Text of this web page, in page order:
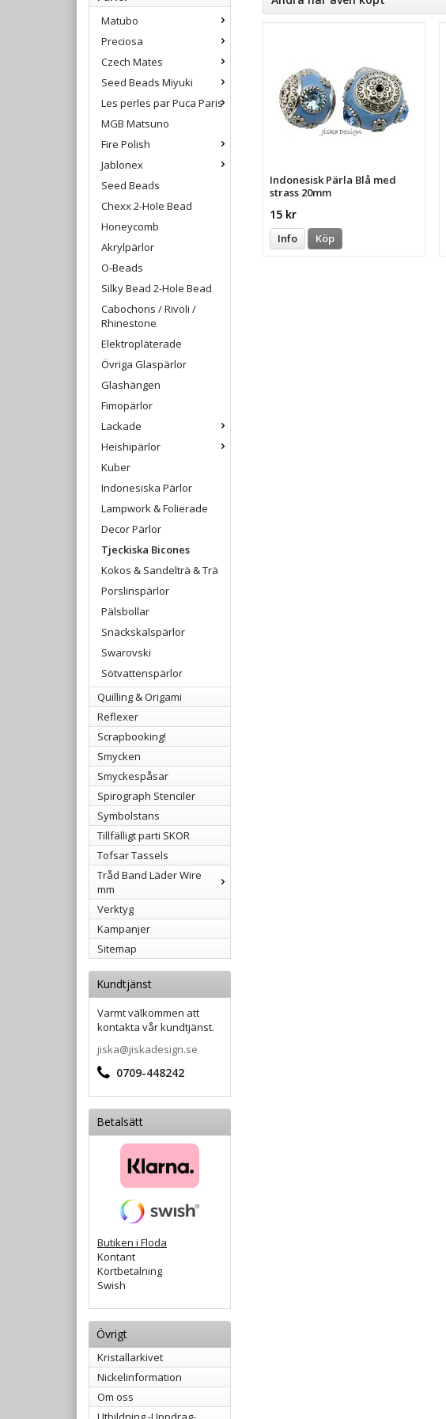
Matubo
Preciosa
Czech Mates
Seed Beads Miyuki
Les perles par Puca Paris
MGB Matsuno
Fire Polish
Jablonex
Seed Beads
Chexx 2-Hole Bead
Honeycomb
Akrylpärlor
O-Beads
Silky Bead 2-Hole Bead
Cabochons / Rivoli /
Rhinestone
Elektropläterade
Övriga Glaspärlor
Glashängen
Fimopärlor
Lackade
Heishipärlor
Kuber
Indonesiska Pärlor
Lampwork & Folierade
Decor Pärlor
Tjeckiska Bicones
Kokos & Sandelträ & Trä
Porslinspärlor
Pälsbollar
Snäckskalspärlor
Swarovski
Sötvattenspärlor
Quilling & Origami
Reflexer
Scrapbooking!
Smycken
Smyckespåsar
Spirograph Stenciler
Symbolstans
Tillfälligt parti SKOR
Tofsar Tassels
Tråd Band Läder Wire
mm
Verktyg
Kampanjer
Sitemap
Kundtjänst
Varmt välkommen att
kontakta vår kundtjänst.
jiska@jiskadesign.se
0709-448242
Betalsätt
Butiken i Floda
Kontant
Kortbetalning
Swish
Övrigt
Kristallarkivet
Nickelinformation
Om oss
Indonesisk Pärla Blå med
strass 20mm
15 kr
Info Köp